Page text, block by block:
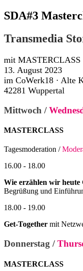
SDA#3
Transmedia
mit MASTERCLASS
13. August 2023
im CoWerk18 · Alte
42281 Wuppertal
Mittwoch /
MASTERCLASS
Tagesmoderation /
16.00 - 18.00
Wie erzählen wir heute
Begrüßung und
18.00 - 19.00
Get-Together mit
Donnerstag /
MASTERCLASS